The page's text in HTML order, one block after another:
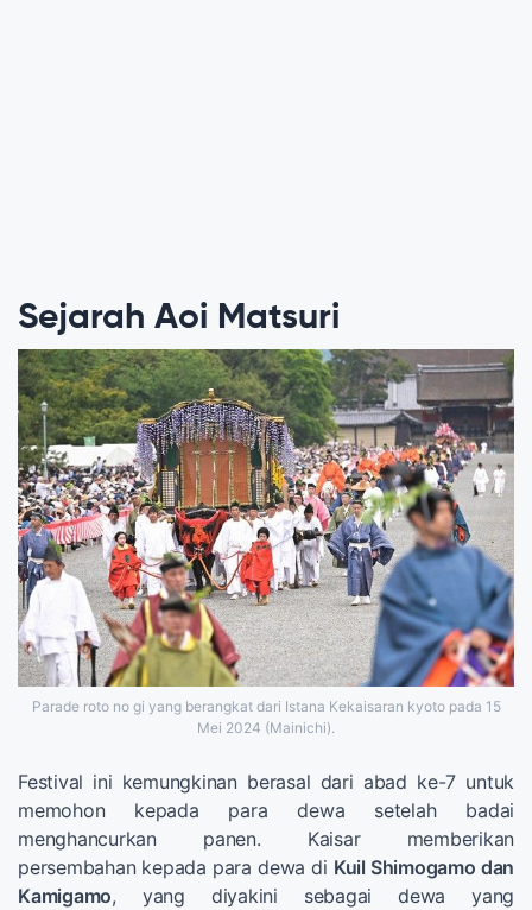
Sejarah Aoi Matsuri
Parade roto no gi yang berangkat dari Istana Kekaisaran kyoto pada 15
Mei 2024 (Mainichi).
Festival ini kemungkinan berasal dari abad ke-7 untuk
memohon kepada para dewa setelah badai
menghancurkan panen. Kaisar memberikan
persembahan kepada para dewa di Kuil Shimogamo dan
Kamigamo, yang diyakini sebagai dewa yang